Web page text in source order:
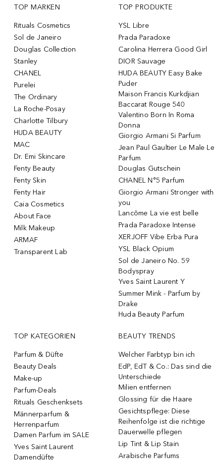
TOP MARKEN
Rituals Cosmetics
Sol de Janeiro
Douglas Collection
Stanley
CHANEL
Purelei
The Ordinary
La Roche-Posay
Charlotte Tilbury
HUDA BEAUTY
MAC
Dr. Emi Skincare
Fenty Beauty
Fenty Skin
Fenty Hair
Caia Cosmetics
About Face
Milk Makeup
ARMAF
Transparent Lab
TOP PRODUKTE
YSL Libre
Prada Paradoxe
Carolina Herrera Good Girl
DIOR Sauvage
HUDA BEAUTY Easy Bake
Puder
Maison Francis Kurkdjian
Baccarat Rouge 540
Valentino Born In Roma
Donna
Giorgio Armani Si Parfum
Jean Paul Gaultier Le Male Le
Parfum
Douglas Gutschein
CHANEL N°5 Parfum
Giorgio Armani Stronger with
you
Lancôme La vie est belle
Prada Paradoxe Intense
XERJOFF Vibe Erba Pura
YSL Black Opium
Sol de Janeiro No. 59
Bodyspray
Yves Saint Laurent Y
Summer Mink - Parfum by
Drake
Huda Beauty Parfum
TOP KATEGORIEN
Parfum & Düfte
Beauty Deals
Make-up
Parfum-Deals
Rituals Geschenksets
Männerparfum &
Herrenparfum
Damen Parfum im SALE
Yves Saint Laurent
Damendüfte
BEAUTY TRENDS
Welcher Farbtyp bin ich
EdP, EdT & Co.: Das sind die
Unterschiede
Milien entfernen
Glossing für die Haare
Gesichtspflege: Diese
Reihenfolge ist die richtige
Dauerwelle pflegen
Lip Tint & Lip Stain
Arabische Parfums